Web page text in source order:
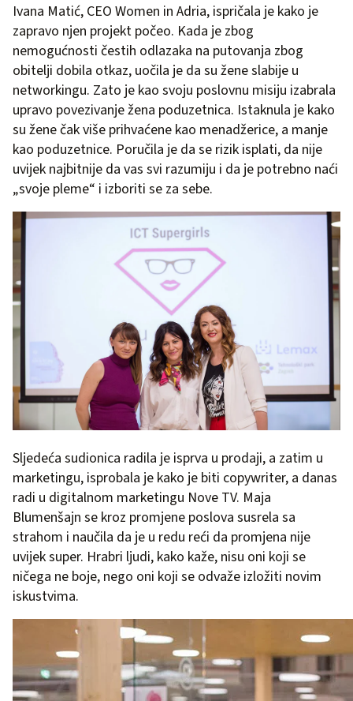
Ivana Matić, CEO Women in Adria, ispričala je kako je
zapravo njen projekt počeo. Kada je zbog
nemogućnosti čestih odlazaka na putovanja zbog
obitelji dobila otkaz, uočila je da su žene slabije u
networkingu. Zato je kao svoju poslovnu misiju izabrala
upravo povezivanje žena poduzetnica. Istaknula je kako
su žene čak više prihvaćene kao menadžerice, a manje
kao poduzetnice. Poručila je da se rizik isplati, da nije
uvijek najbitnije da vas svi razumiju i da je potrebno naći
„svoje pleme“ i izboriti se za sebe.
Sljedeća sudionica radila je isprva u prodaji, a zatim u
marketingu, isprobala je kako je biti copywriter, a danas
radi u digitalnom marketingu Nove TV. Maja
Blumenšajn se kroz promjene poslova susrela sa
strahom i naučila da je u redu reći da promjena nije
uvijek super. Hrabri ljudi, kako kaže, nisu oni koji se
ničega ne boje, nego oni koji se odvaže izložiti novim
iskustvima.